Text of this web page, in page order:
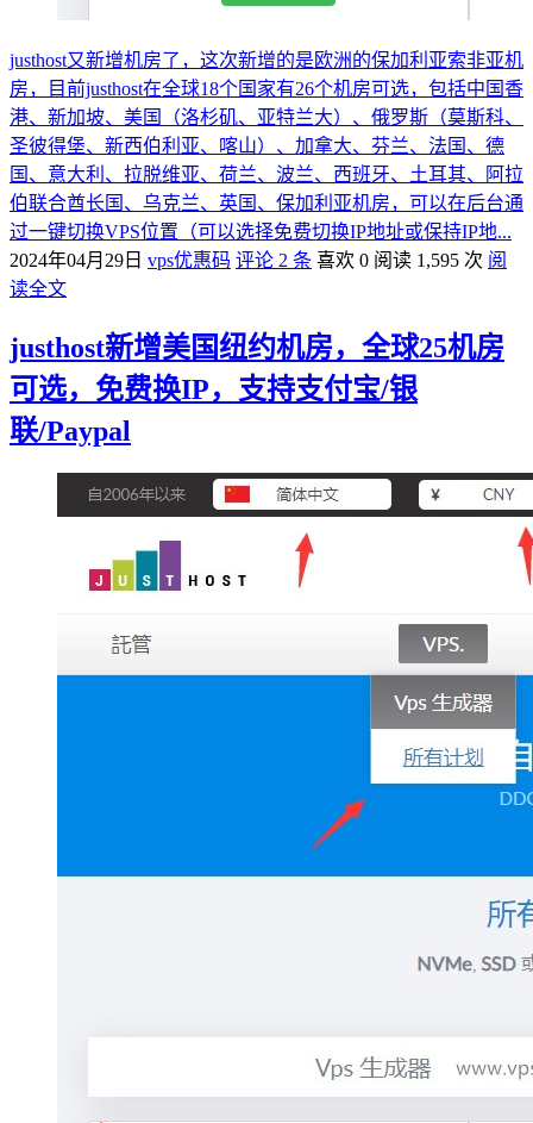
justhost又新增机房了，这次新增的是欧洲的保加利亚索非亚机
房，目前justhost在全球18个国家有26个机房可选，包括中国香
港、新加坡、美国（洛杉矶、亚特兰大）、俄罗斯（莫斯科、
圣彼得堡、新西伯利亚、喀山）、加拿大、芬兰、法国、德
国、意大利、拉脱维亚、荷兰、波兰、西班牙、土耳其、阿拉
伯联合酋长国、乌克兰、英国、保加利亚机房，可以在后台通
过一键切换VPS位置（可以选择免费切换IP地址或保持IP地...
2024年04月29日 vps优惠码 评论 2 条 喜欢 0 阅读 1,595 次 阅
读全文
justhost新增美国纽约机房，全球25机房
可选，免费换IP，支持支付宝/银
联/Paypal